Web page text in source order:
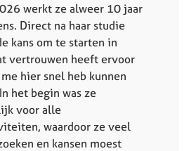
werkt ze alweer 10 jaar
Direct na haar studie
kans om te starten in
vertrouwen heeft ervoor
hier snel heb kunnen
het begin was ze
voor alle
waardoor ze veel
en kansen moest